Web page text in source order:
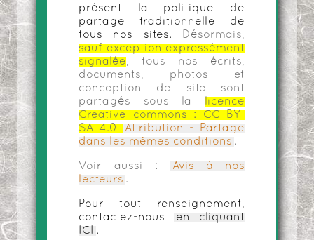
présent la politique de
partage traditionnelle de
tous nos sites.
Désormais,
sauf exception expressément
signalée , tous nos écrits,
documents, photos et
conception de site sont
partagés sous la
licence
Creative commons :
CC BY-
SA 4.0
Attribution - Partage
dans les mêmes conditions .
Voir aussi :
Avis à nos
lecteurs .
Pour tout renseignement,
contactez-nous
en cliquant
ICI
.